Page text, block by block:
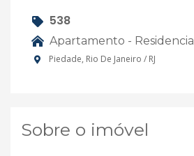
538
Apartamento - Residencial
Piedade, Rio De Janeiro / RJ
Sobre o imóvel